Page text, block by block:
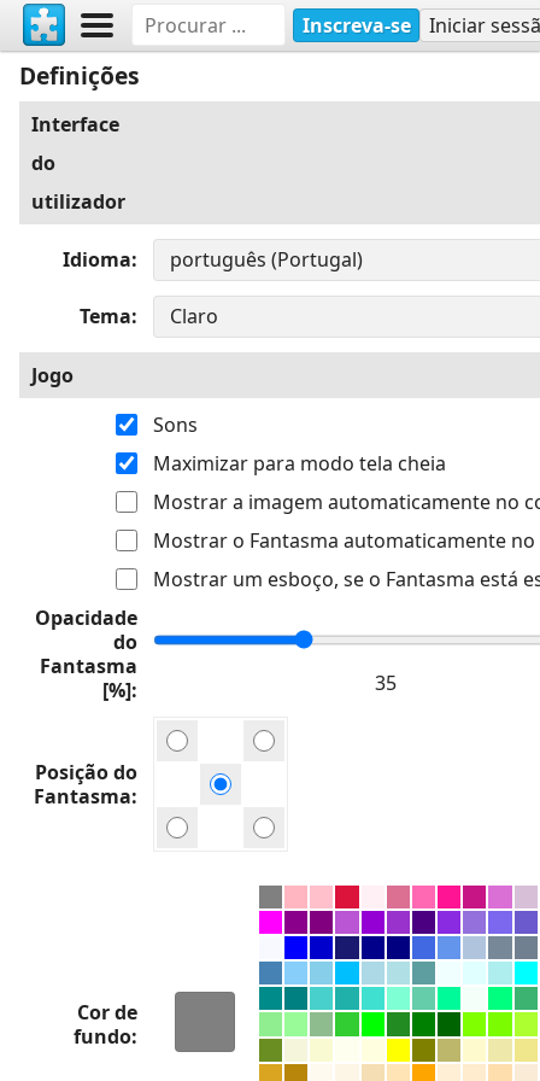
Inscreva-se Iniciar
Definições
Interface
do
utilizador
Idioma
Tema
Jogo
Sons
Maximizar para modo tela cheia
Mostrar a imagem automaticamente no
Mostrar o Fantasma automaticamente no
Mostrar um esboço, se o Fantasma está
Opacidade
do
Fantasma
[%]
Posição do
Fantasma
Cor de
fundo